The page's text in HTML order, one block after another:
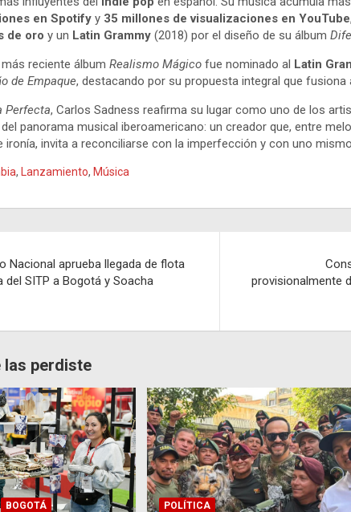
en Spotify y 35 millones de visualizaciones en YouTube
de oro y un Latin Grammy (2018) por el diseño de su álbum
reciente álbum Realismo Mágico fue nominado al Latin
de Empaque, destacando por su propuesta integral que fusiona
Perfecta, Carlos Sadness reafirma su lugar como uno de los
panorama musical iberoamericano: un creador que, entre
ironía, invita a reconciliarse con la imperfección y con uno
, Lanzamiento, Música
Nacional aprueba llegada de flota
del SITP a Bogotá y Soacha
provisionalmente
las perdiste
BOGOTÁ POLÍTICA